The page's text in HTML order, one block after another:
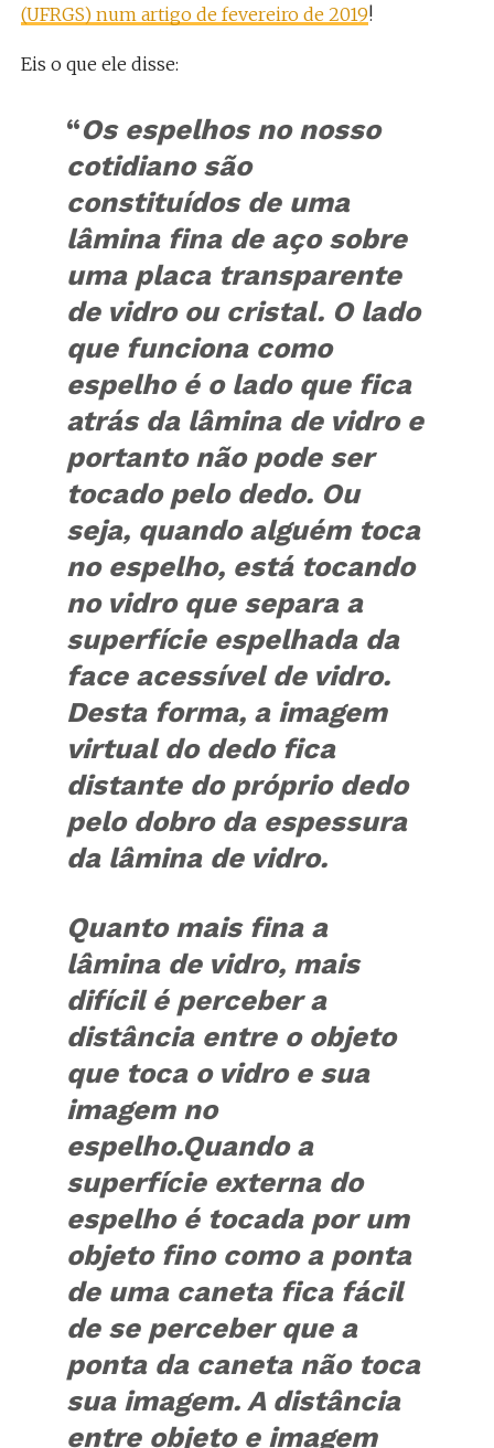
(UFRGS) num artigo de fevereiro de 2019!
Eis o que ele disse:
“Os espelhos no nosso
cotidiano são
constituídos de uma
lâmina fina de aço sobre
uma placa transparente
de vidro ou cristal. O lado
que funciona como
espelho é o lado que fica
atrás da lâmina de vidro e
portanto não pode ser
tocado pelo dedo. Ou
seja, quando alguém toca
no espelho, está tocando
no vidro que separa a
superfície espelhada da
face acessível de vidro.
Desta forma, a imagem
virtual do dedo fica
distante do próprio dedo
pelo dobro da espessura
da lâmina de vidro.
Quanto mais fina a
lâmina de vidro, mais
difícil é perceber a
distância entre o objeto
que toca o vidro e sua
imagem no
espelho.Quando a
superfície externa do
espelho é tocada por um
objeto fino como a ponta
de uma caneta fica fácil
de se perceber que a
ponta da caneta não toca
sua imagem. A distância
entre objeto e imagem